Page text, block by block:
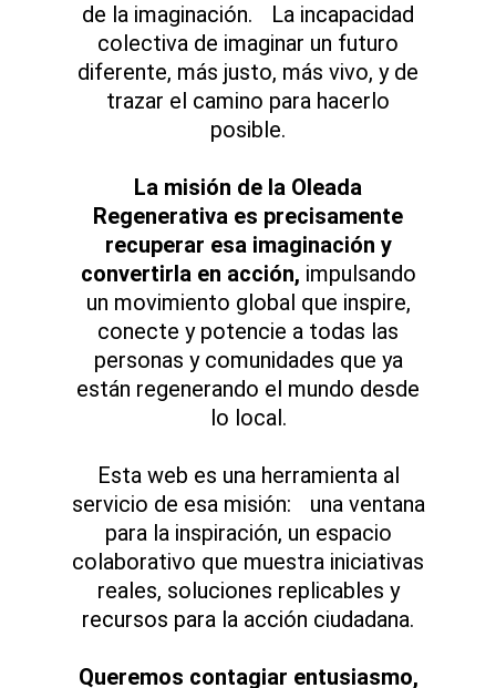
de la imaginación. La incapacidad
colectiva de imaginar un futuro
diferente, más justo, más vivo, y de
trazar el camino para hacerlo
posible.
La misión de la Oleada
Regenerativa es precisamente
recuperar esa imaginación y
convertirla en acción, impulsando
un movimiento global que inspire,
conecte y potencie a todas las
personas y comunidades que ya
están regenerando el mundo desde
lo local.
Esta web es una herramienta al
servicio de esa misión: una ventana
para la inspiración, un espacio
colaborativo que muestra iniciativas
reales, soluciones replicables y
recursos para la acción ciudadana.
Queremos contagiar entusiasmo,